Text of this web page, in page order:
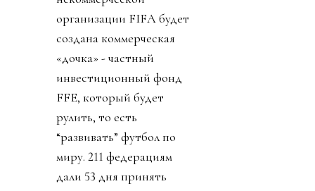
заткнуться и молиться в
ответ свои на ложь и
бред. Качество обычного
диктатора.